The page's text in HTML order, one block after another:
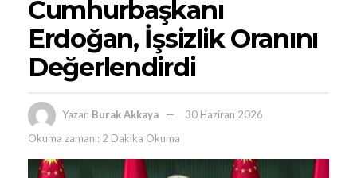
Cumhurbaşkanı
Erdoğan, İşsizlik Oranını
Değerlendirdi
Yazan Burak Akkaya
30 Haziran 2026
Okuma zamanı: 2 Dakika Okuma